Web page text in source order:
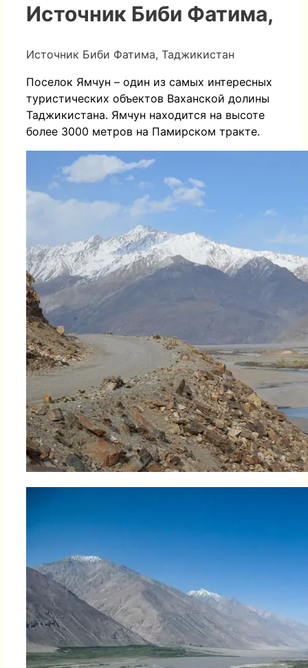
Источник Биби Фатима,
Источник Биби Фатима, Таджикистан
Поселок Ямчун – один из самых интересных
туристических объектов Ваханской долины
Таджикистана. Ямчун находится на высоте
более 3000 метров на Памирском тракте.